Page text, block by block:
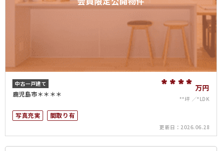
中古一戸建て
鹿児島市＊＊＊＊ **** 万円
**坪 *LDK
写真充実 間取り有
更新日： 2026.06.28